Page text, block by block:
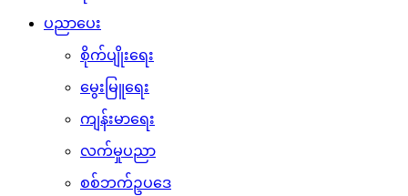
ပညာပေး
စိုက်ပျိုးရေး
မွေးမြူရေး
ကျန်းမာရေး
လက်မှုပညာ
စစ်ဘက်ဥပဒေ